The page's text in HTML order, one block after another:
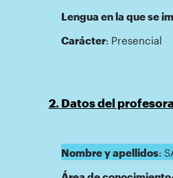
Lengua en la que se
Carácter: Presencial
2. Datos del
Nombre y apellidos: